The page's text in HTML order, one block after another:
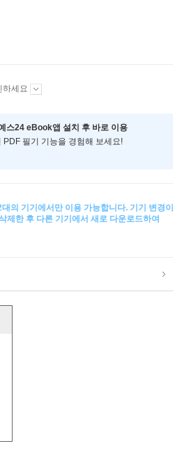
하세요
스24 eBook앱 설치 후 바로 이용
필기 기능을 경험해 보세요!
의 기기에서만 이용 가능합니다. 기기 변경이
제한 후 다른 기기에서 새로 다운로드하여